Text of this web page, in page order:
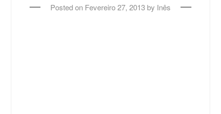
Posted on Fevereiro 27, 2013 by Inês